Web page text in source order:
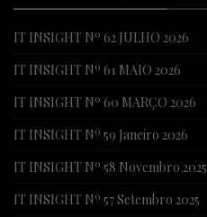
IT INSIGHT Nº 62 JULHO 2026
IT INSIGHT Nº 61 MAIO 2026
IT INSIGHT Nº 60 MARÇO 2026
IT INSIGHT Nº 59 Janeiro 2026
IT INSIGHT Nº 58 Novembro 2025
IT INSIGHT Nº 57 Setembro 2025